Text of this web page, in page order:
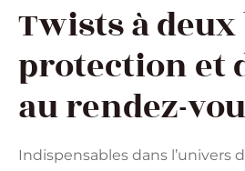
Twists à
protection et
au rendez-
Indispensables dans l’univers